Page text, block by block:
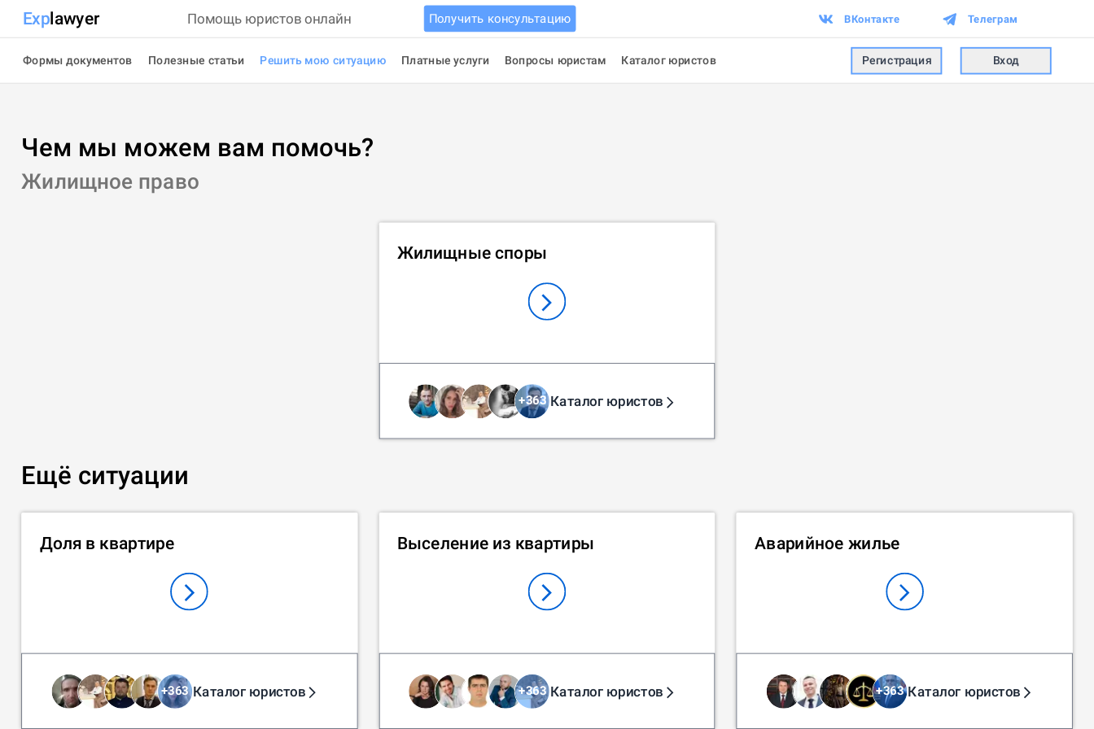
Explawyer Помощь юристов онлайн Получить консультацию ВКонтакте Телеграм
Формы документов Полезные статьи Решить мою ситуацию Платные услуги Вопросы юристам Каталог юристов Регистрация Вход
Чем мы можем вам помочь?
Жилищное право
Жилищные споры
+363 Каталог юристов
Ещё ситуации
Доля в квартире
+363 Каталог юристов
Выселение из квартиры
+363 Каталог юристов
Аварийное жилье
+363 Каталог юристов